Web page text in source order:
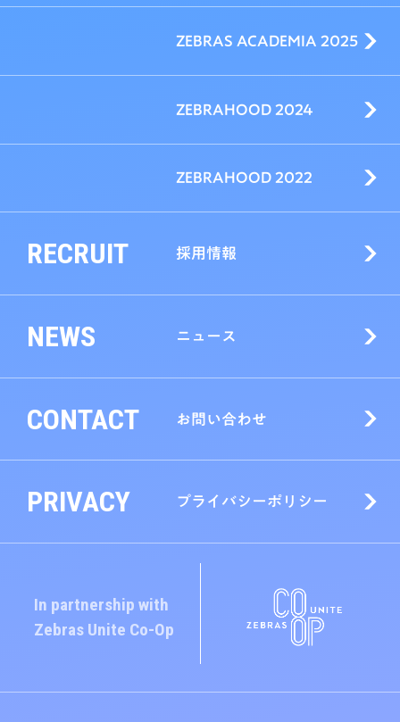
ZEBRAS ACADEMIA 2025
ZEBRAHOOD 2024
ZEBRAHOOD 2022
RECRUIT 採用情報
NEWS ニュース
CONTACT お問い合わせ
PRIVACY プライバシーポリシー
In partnership with
Zebras Unite Co-Op